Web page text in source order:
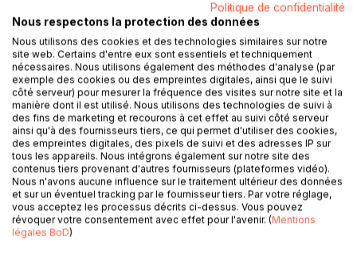
AJOUTER AU PANIER
Ajouter à ma liste d'envies
Laisser un avis
DESCRIPTION
Politique de confidentialité
Nous respectons la protection des données
Nous utilisons des cookies et des technologies similaires sur notre
site web. Certains d'entre eux sont essentiels et techniquement
nécessaires. Nous utilisons également des méthodes d'analyse (par
exemple des cookies ou des empreintes digitales, ainsi que le suivi
côté serveur) pour mesurer la fréquence des visites sur notre site et la
manière dont il est utilisé. Nous utilisons des technologies de suivi à
des fins de marketing et recourons à cet effet au suivi côté serveur
ainsi qu'à des fournisseurs tiers, ce qui permet d'utiliser des cookies,
des empreintes digitales, des pixels de suivi et des adresses IP sur
tous les appareils. Nous intégrons également sur notre site des
contenus tiers provenant d'autres fournisseurs (plateformes vidéo).
Nous n'avons aucune influence sur le traitement ultérieur des données
et sur un éventuel tracking par le fournisseur tiers. Par votre réglage,
vous acceptez les processus décrits ci-dessus. Vous pouvez
révoquer votre consentement avec effet pour l'avenir. (Mentions
légales BoD)